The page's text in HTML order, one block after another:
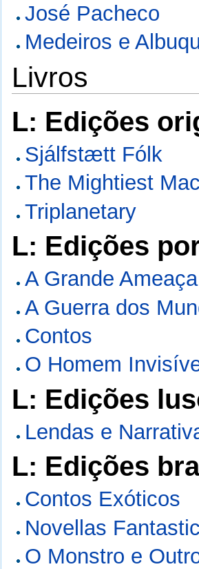
José Pacheco
Medeiros e
Livros
L: Edições
Sjálfstætt Fólk
The Mightiest
Triplanetary
L: Edições
A Grande
A Guerra dos
Contos
O Homem
L: Edições
Lendas e
L: Edições
Contos Exóticos
Novellas
O Monstro e